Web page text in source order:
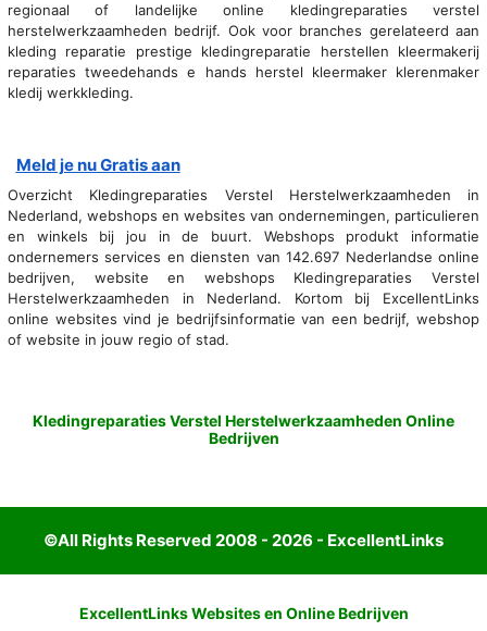
regionaal of landelijke online kledingreparaties verstel
herstelwerkzaamheden bedrijf. Ook voor branches gerelateerd aan
kleding reparatie prestige kledingreparatie herstellen kleermakerij
reparaties tweedehands e hands herstel kleermaker klerenmaker
kledij werkkleding.
Meld je nu Gratis aan
Overzicht Kledingreparaties Verstel Herstelwerkzaamheden in
Nederland, webshops en websites van ondernemingen, particulieren
en winkels bij jou in de buurt. Webshops produkt informatie
ondernemers services en diensten van 142.697 Nederlandse online
bedrijven, website en webshops Kledingreparaties Verstel
Herstelwerkzaamheden in Nederland. Kortom bij ExcellentLinks
online websites vind je bedrijfsinformatie van een bedrijf, webshop
of website in jouw regio of stad.
Kledingreparaties Verstel Herstelwerkzaamheden Online
Bedrijven
©All Rights Reserved 2008 - 2026 - ExcellentLinks
ExcellentLinks Websites en Online Bedrijven